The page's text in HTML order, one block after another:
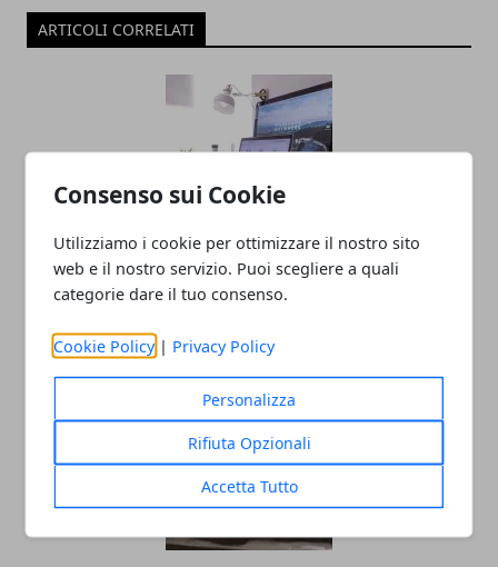
Consenso sui Cookie
Utilizziamo i cookie per ottimizzare il nostro sito
web e il nostro servizio. Puoi scegliere a quali
categorie dare il tuo consenso.
Cookie Policy | Privacy Policy
Personalizza
Rifiuta Opzionali
Accetta Tutto
ARTICOLI CORRELATI
Oltre il Sito Web: Come un'agenzia Web
trasforma la tua presenza digitale
24/06/2025